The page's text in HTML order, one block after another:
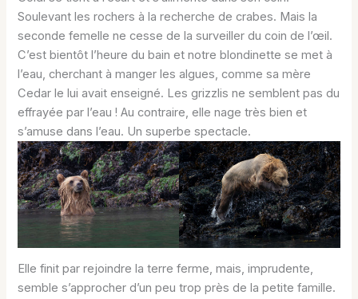
Soulevant les rochers à la recherche de crabes. Mais la
seconde femelle ne cesse de la surveiller du coin de l’œil.
C’est bientôt l’heure du bain et notre blondinette se met à
l’eau, cherchant à manger les algues, comme sa mère
Cedar le lui avait enseigné. Les grizzlis ne semblent pas du
effrayée par l’eau ! Au contraire, elle nage très bien et
s’amuse dans l’eau. Un superbe spectacle.
Elle finit par rejoindre la terre ferme, mais, imprudente,
semble s’approcher d’un peu trop près de la petite famille.